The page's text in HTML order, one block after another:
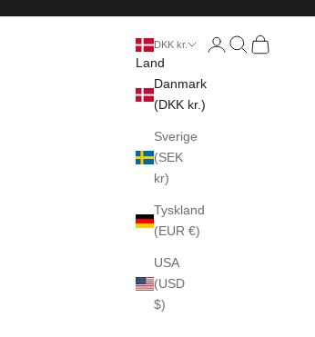
DKK kr.
Land
Danmark
(DKK kr.)
Sverige
(SEK
kr)
Tyskland
(EUR €)
USA
(USD
$)
Åbn kontoside
ÅbnÅbn